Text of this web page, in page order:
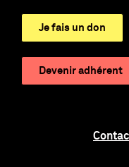
Je fais un don
Devenir adhérent